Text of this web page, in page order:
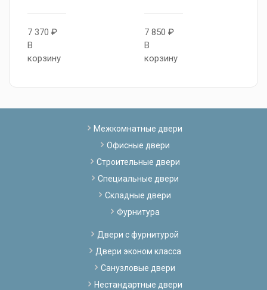
7 370 ₽
В
корзину
7 850 ₽
В
корзину
Межкомнатные двери
Офисные двери
Строительные двери
Специальные двери
Складные двери
Фурнитура
Двери с фурнитурой
Двери эконом класса
Санузловые двери
Нестандартные двери